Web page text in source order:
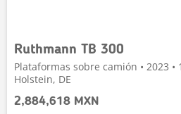
Ruthmann TB 300
Plataformas sobre camión • 2023 •
Holstein, DE
2,884,618 MXN